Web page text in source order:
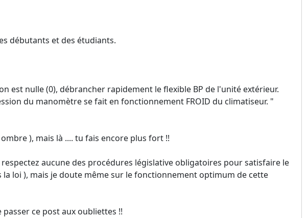
débutants et des étudiants.
est nulle (0), débrancher rapidement le flexible BP de l'unité extérieur.
du manomètre se fait en fonctionnement FROID du climatiseur. "
), mais là .... tu fais encore plus fort !!
aucune des procédures législative obligatoires pour satisfaire le
loi ), mais je doute même sur le fonctionnement optimum de cette
ce post aux oubliettes !!